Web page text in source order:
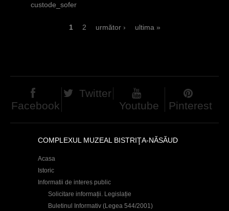
custode_sofer
i
n
1 2 următor › ultima »
Facebook
Twitter
Youtube
Pinterest
COMPLEXUL MUZEAL BISTRIŢA-NĂSĂUD
Acasa
Istoric
Informatii de interes public
Solicitare informații. Legislație
Buletinul Informativ (Legea 544/2001)